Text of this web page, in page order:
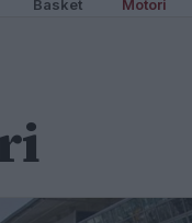
Basket Motori